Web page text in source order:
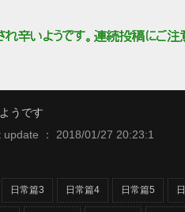
辛いようです。連続投稿にご注
うです
： 2018/01/27 20:23:1
日常篇3 日常篇4 日常篇5